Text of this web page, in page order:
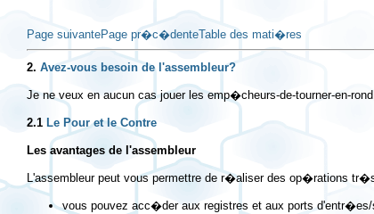
Page suivantePage pr�c�denteTable des mati�res
2. Avez-vous besoin de l'assembleur?
Je ne veux en aucun cas jouer les emp�cheurs-de-tourner-en-
2.1 Le Pour et le Contre
Les avantages de l'assembleur
L'assembleur peut vous permettre de r�aliser des op�rations
vous pouvez acc�der aux registres et aux ports